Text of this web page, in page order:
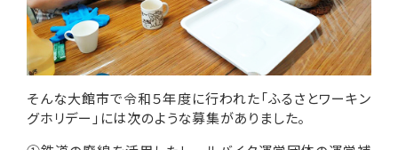
そんな大館市で令和５年度に行われた「ふるさとワーキン
グホリデー」には次のような募集がありました。